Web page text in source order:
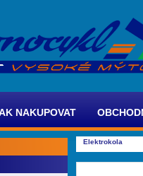
NAKUPOVAT
Elektrokola